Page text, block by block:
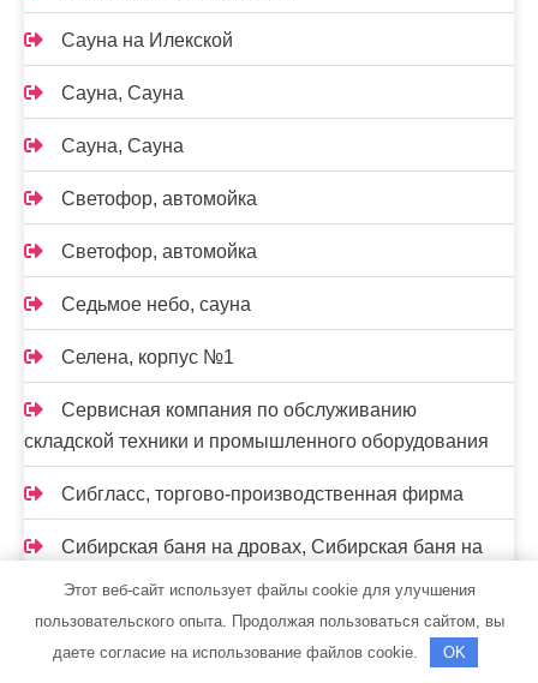
Сауна на Илекской
Сауна, Сауна
Сауна, Сауна
Светофор, автомойка
Светофор, автомойка
Седьмое небо, сауна
Селена, корпус №1
Сервисная компания по обслуживанию
складской техники и промышленного оборудования
Сибгласс, торгово-производственная фирма
Сибирская баня на дровах, Сибирская баня на
Сибирская баня на дровах, Сибирская баня на
дровах
Этот веб-сайт использует файлы cookie для улучшения
пользовательского опыта. Продолжая пользоваться сайтом, вы
даете согласие на использование файлов cookie.
OK